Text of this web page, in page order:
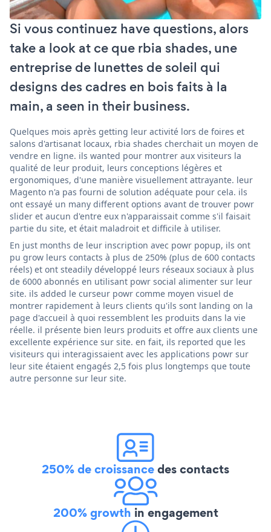
Si vous continuez have questions, alors
take a look at ce que rbia shades, une
entreprise de lunettes de soleil qui
designs des cadres en bois faits à la
main, a seen in their business.
Quelques mois après getting leur activité lors de foires et
salons d'artisanat locaux, rbia shades cherchait un moyen de
vendre en ligne. ils wanted pour montrer aux visiteurs la
qualité de leur produit, leurs conceptions légères et
ergonomiques, d'une manière visuellement attrayante. leur
Magento n'a pas fourni de solution adéquate pour cela. ils
ont essayé un many different options avant de trouver powr
slider et aucun d'entre eux n'apparaissait comme s'il faisait
partie du site, et était maladroit et difficile à utiliser.
En just months de leur inscription avec powr popup, ils ont
pu grow leurs contacts à plus de 250% (plus de 600 contacts
réels) et ont steadily développé leurs réseaux sociaux à plus
de 6000 abonnés en utilisant powr social alimenter sur leur
site. ils added le curseur powr comme moyen visuel de
montrer rapidement à leurs clients qu'ils sont landing on la
page d'accueil à quoi ressemblent les produits dans la vie
réelle. il présente bien leurs produits et offre aux clients une
excellente expérience sur site. en fait, ils reported que les
visiteurs qui interagissaient avec les applications powr sur
leur site étaient engagés 2,5 fois plus longtemps que toute
autre personne sur leur site.
250% de croissancedes contacts
200% growth in engagement